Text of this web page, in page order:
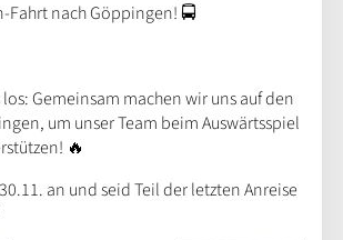
Fahrt nach Göppingen! 🚍
los: Gemeinsam machen wir uns auf den
um unser Team beim Auswärtsspiel
🔥
an und seid Teil der letzten Anreise